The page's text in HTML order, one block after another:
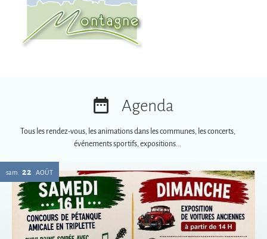
Agenda
Tous les rendez-vous, les animations dans les communes, les concerts,
Vogue